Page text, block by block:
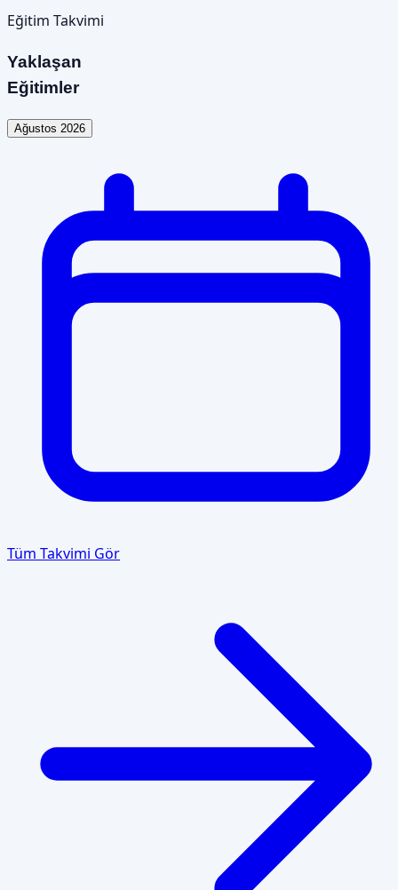
Eğitim Takvimi
Yaklaşan
Eğitimler
Ağustos 2026
Tüm Takvimi Gör